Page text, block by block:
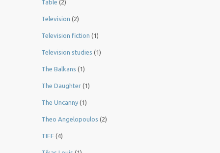
Table (2)
Television (2)
Television fiction (1)
Television studies (1)
The Balkans (1)
The Daughter (1)
The Uncanny (1)
Theo Angelopoulos (2)
TIFF (4)